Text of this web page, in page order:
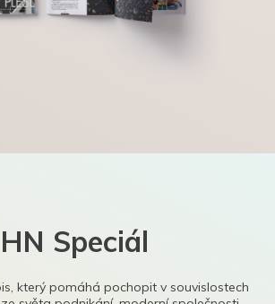
HN Speciál
který pomáhá pochopit v souvislostech